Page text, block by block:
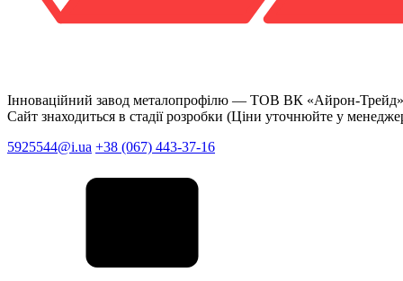
Інноваційний завод металопрофілю — ТОВ ВК «Айрон-Трейд»
Сайт знаходиться в стадії розробки (Ціни уточнюйте у
5925544@i.ua +38 (067) 443-37-16